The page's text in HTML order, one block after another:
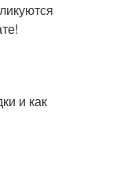
и как